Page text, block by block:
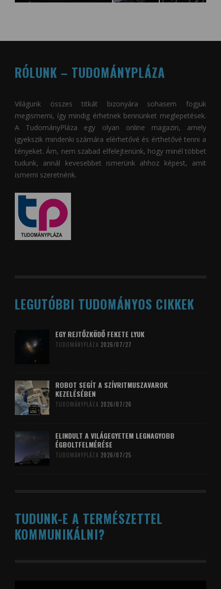
RÓLUNK – TUDOMÁNYPLÁZA
Világunk összes titkát bizonyára sohasem fogjuk
megismerni, így mindig érhetnek bennünket meglepetések.
A TudományPláza egy olyan online magazin, amely
igyekszik mindenki számára elérhetővé és érthetővé tenni a
tényeket. Ám, nem szabad elfelejtenünk, hogy minél többet
tudunk, annál kevesebbet ismerünk ahhoz képest, amit
ismerni szeretnénk.
LEGUTÓBBI TUDOMÁNYOS CIKKEK
EGY REJTŐZKÖDŐ FEKETE LYUK
TUDOMÁNYPLÁZA 2026/07/27
ROBOT SEGÍT A SZÍVRITMUSZAVAROK
KEZELÉSÉBEN
TUDOMÁNYPLÁZA 2026/07/26
ELINDULT A VILÁGEGYETEM LEGNAGYOBB
ÉGBOLTFELMÉRÉSE
TUDOMÁNYPLÁZA 2026/07/25
TUDUNK-E A TERMÉSZETTEL
KOMMUNIKÁLNI?